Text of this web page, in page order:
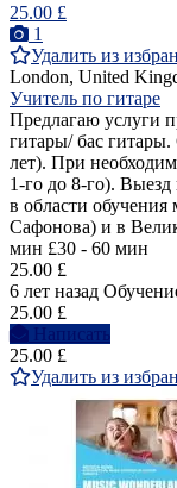
25.00 £
1
Удалить из
London, United
Учитель по гитаре
Предлагаю услуги
гитары/ бас
лет). При
1-го до 8-го).
в области
Сафонова) и в
мин £30 - 60 мин
25.00 £
6 лет назад
25.00 £
Написать
25.00 £
Удалить из